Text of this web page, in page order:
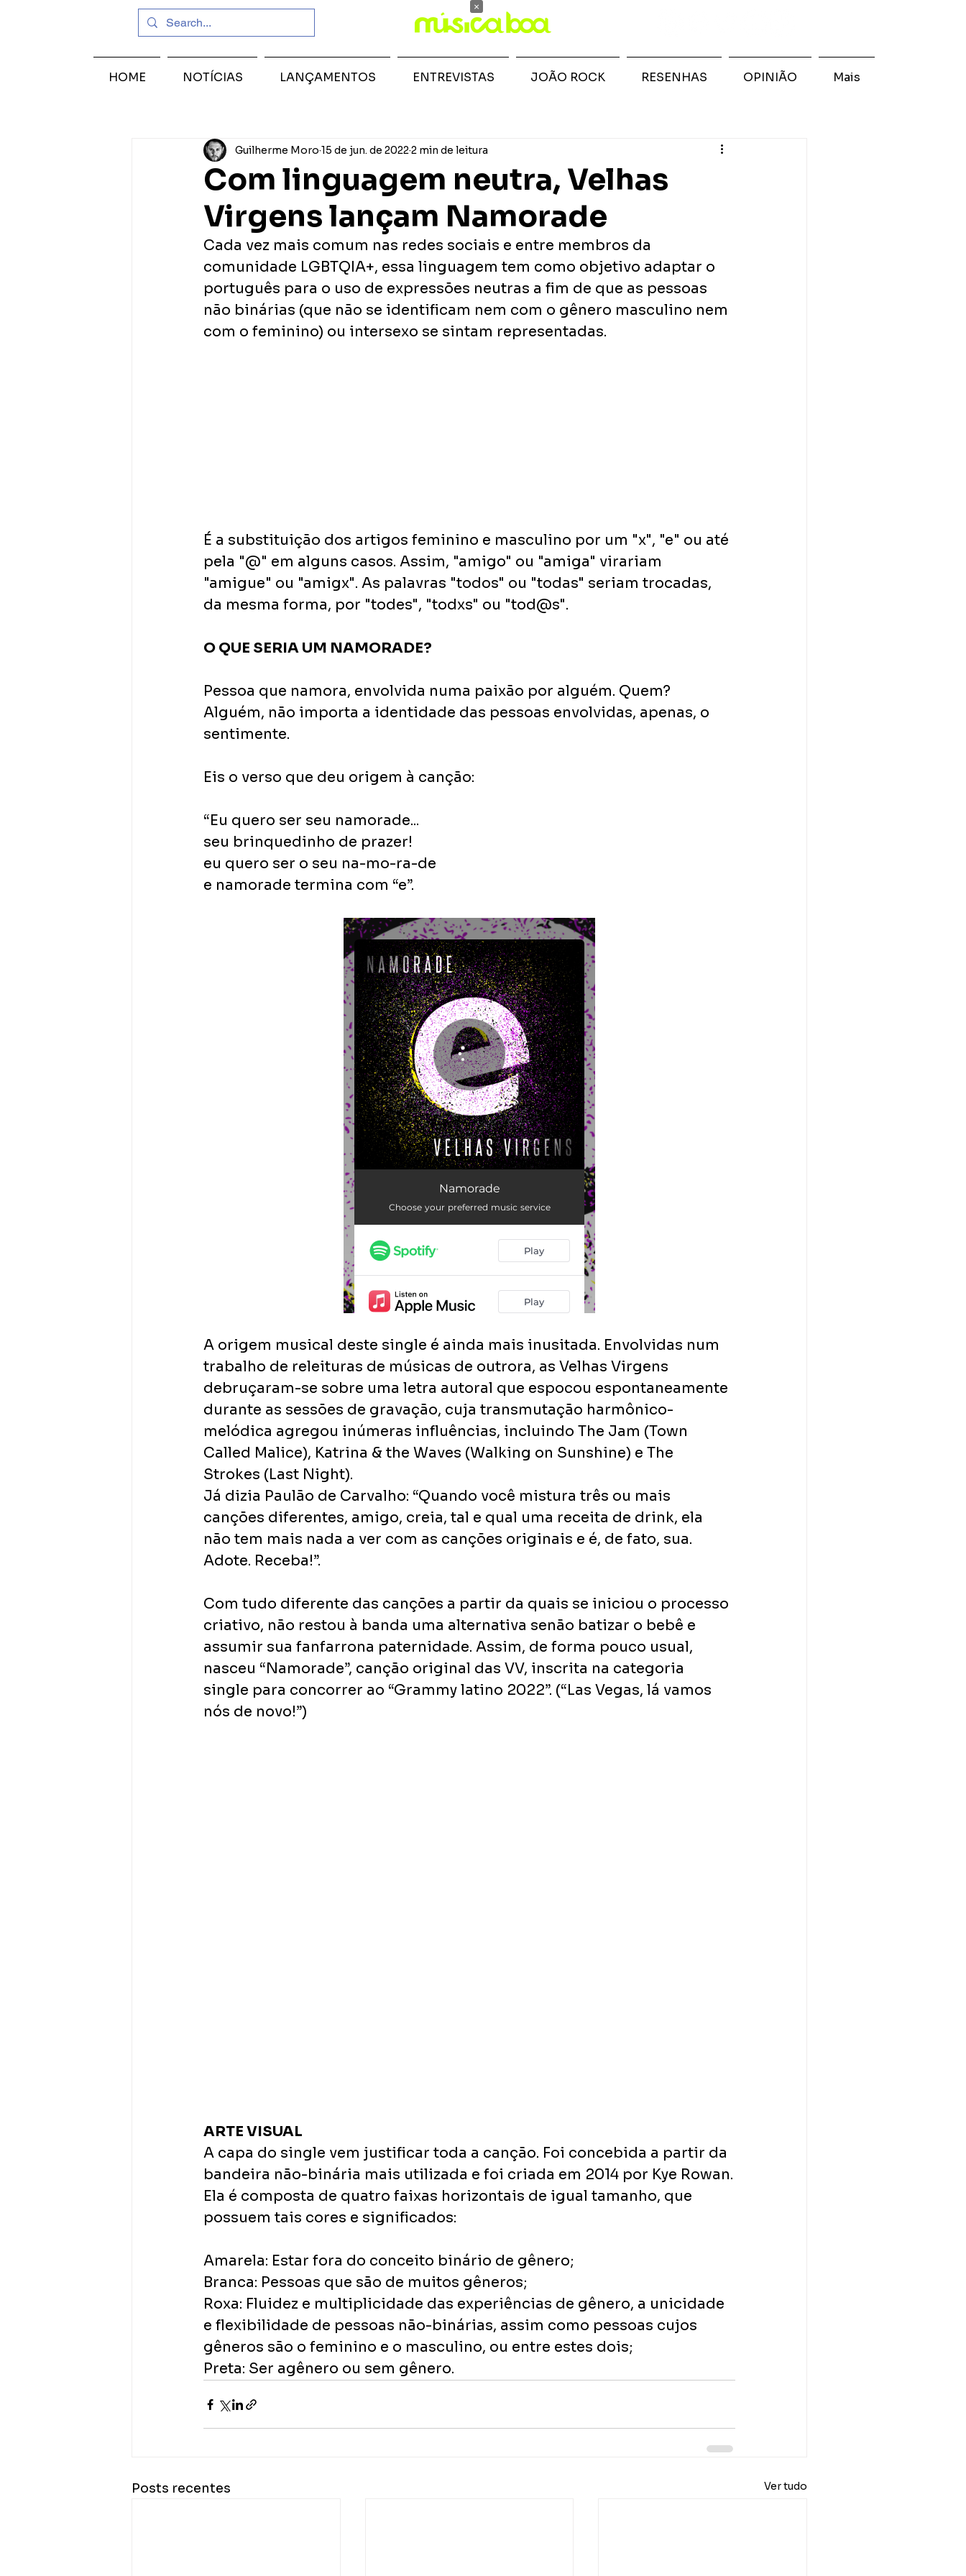
Com linguagem neutra, Velhas
Virgens lançam Namorade
Guilherme Moro 15 de jun. de 2022 2 min de leitura
Cada vez mais comum nas redes sociais e entre membros da
comunidade LGBTQIA+, essa linguagem tem como objetivo adaptar o
português para o uso de expressões neutras a fim de que as pessoas
não binárias (que não se identificam nem com o gênero masculino nem
com o feminino) ou intersexo se sintam representadas.
É a substituição dos artigos feminino e masculino por um "x", "e" ou até
pela "@" em alguns casos. Assim, "amigo" ou "amiga" virariam
"amigue" ou "amigx". As palavras "todos" ou "todas" seriam trocadas,
da mesma forma, por "todes", "todxs" ou "tod@s".
O QUE SERIA UM NAMORADE?
Pessoa que namora, envolvida numa paixão por alguém. Quem?
Alguém, não importa a identidade das pessoas envolvidas, apenas, o
sentimente.
Eis o verso que deu origem à canção:
“Eu quero ser seu namorade...
seu brinquedinho de prazer!
eu quero ser o seu na-mo-ra-de
e namorade termina com “e”.
A origem musical deste single é ainda mais inusitada. Envolvidas num
trabalho de releituras de músicas de outrora, as Velhas Virgens
debruçaram-se sobre uma letra autoral que espocou espontaneamente
durante as sessões de gravação, cuja transmutação harmônico-
melódica agregou inúmeras influências, incluindo The Jam (Town
Called Malice), Katrina & the Waves (Walking on Sunshine) e The
Strokes (Last Night).
Já dizia Paulão de Carvalho: “Quando você mistura três ou mais
canções diferentes, amigo, creia, tal e qual uma receita de drink, ela
não tem mais nada a ver com as canções originais e é, de fato, sua.
Adote. Receba!”.
Com tudo diferente das canções a partir da quais se iniciou o processo
criativo, não restou à banda uma alternativa senão batizar o bebê e
assumir sua fanfarrona paternidade. Assim, de forma pouco usual,
nasceu “Namorade”, canção original das VV, inscrita na categoria
single para concorrer ao “Grammy latino 2022”. (“Las Vegas, lá vamos
nós de novo!”)
ARTE VISUAL
A capa do single vem justificar toda a canção. Foi concebida a partir da
bandeira não-binária mais utilizada e foi criada em 2014 por Kye Rowan.
Ela é composta de quatro faixas horizontais de igual tamanho, que
possuem tais cores e significados:
Amarela: Estar fora do conceito binário de gênero;
Branca: Pessoas que são de muitos gêneros;
Roxa: Fluidez e multiplicidade das experiências de gênero, a unicidade
e flexibilidade de pessoas não-binárias, assim como pessoas cujos
gêneros são o feminino e o masculino, ou entre estes dois;
Preta: Ser agênero ou sem gênero.
Posts recentes Ver tudo
HOME NOTÍCIAS LANÇAMENTOS ENTREVISTAS JOÃO ROCK RESENHAS OPINIÃO Mais
×